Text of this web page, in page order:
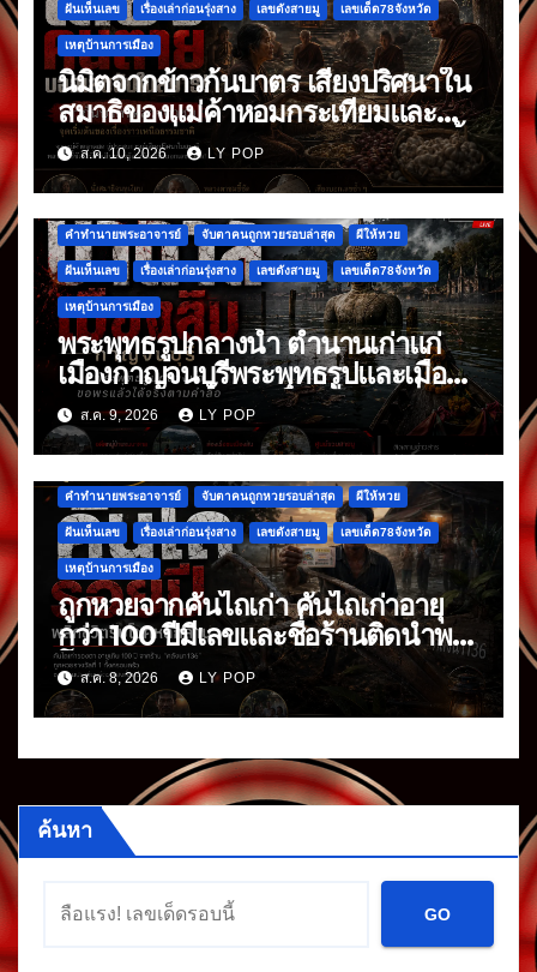
ฝันเห็นเลข เรื่องเล่าก่อนรุ่งสาง เลขดังสายมู เลขเด็ด78จังหวัด
เหตุบ้านการเมือง
นิมิตจากข้าวก้นบาตร เสียงปริศนาใน
สมาธิของแม่ค้าหอมกระเทียมและ
พริกแห้ง ที่มาหลังจากข้าวก้นบาตรมื้อ
แรก
ส.ค. 10, 2026 LY POP
คำทำนายพระอาจารย์ จับตาคนถูกหวยรอบล่าสุด ผีให้หวย
ฝันเห็นเลข เรื่องเล่าก่อนรุ่งสาง เลขดังสายมู เลขเด็ด78จังหวัด
เหตุบ้านการเมือง
พระพุทธรูปกลางน้ำ ตำนานเก่าแก่
เมืองกาญจนบุรีพระพุทธรูปและเมืองที่
จมหายกลางน้ำ อันเป็นเรื่องเล่าที่สืบ
ต่อกันมา
ส.ค. 9, 2026 LY POP
คำทำนายพระอาจารย์ จับตาคนถูกหวยรอบล่าสุด ผีให้หวย
ฝันเห็นเลข เรื่องเล่าก่อนรุ่งสาง เลขดังสายมู เลขเด็ด78จังหวัด
เหตุบ้านการเมือง
ถูกหวยจากคันไถเก่า คันไถเก่าอายุ
กว่า 100 ปีมีเลขและชื่อร้านติดนำพา
โชค
ส.ค. 8, 2026 LY POP
ค้นหา
GO